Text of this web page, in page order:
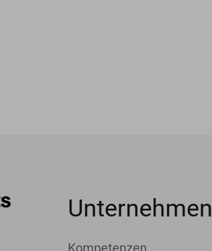
Unternehmen
Kompetenzen